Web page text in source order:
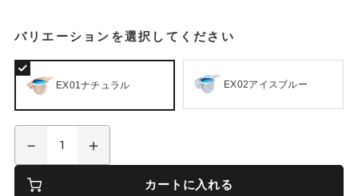
バリエーションを選択してください
EX01ナチュラル EX02アイスブルー
カートに入れる